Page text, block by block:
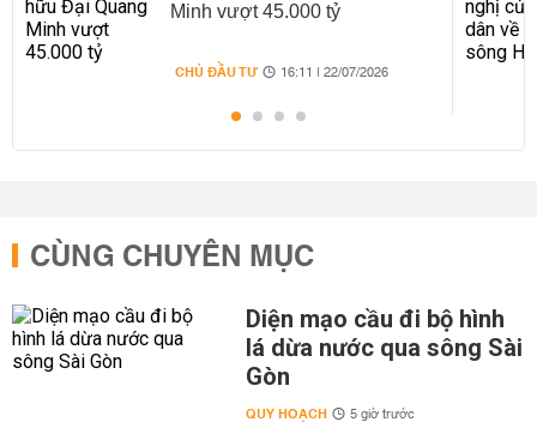
Minh vượt 45.000 tỷ
CHỦ ĐẦU TƯ 16:11 | 22/07/2026
CÙNG CHUYÊN MỤC
Diện mạo cầu đi bộ hình
lá dừa nước qua sông Sài
Gòn
QUY HOẠCH 5 giờ trước